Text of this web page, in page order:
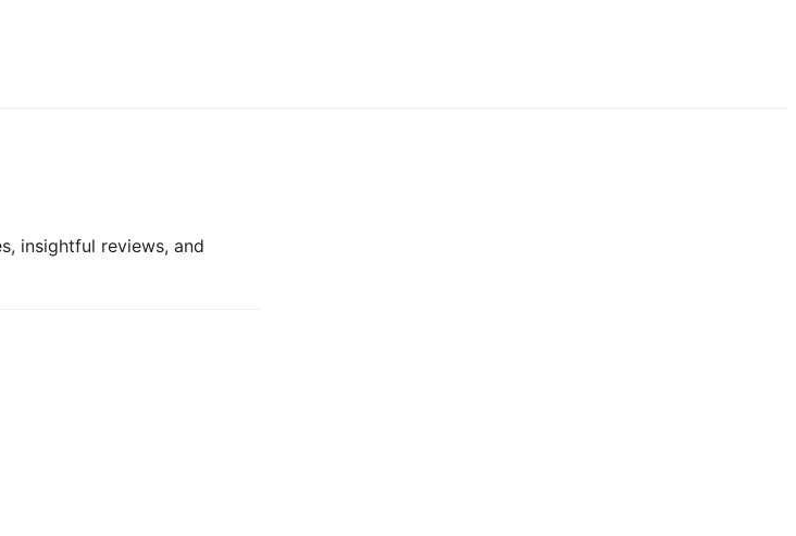
insightful reviews, and